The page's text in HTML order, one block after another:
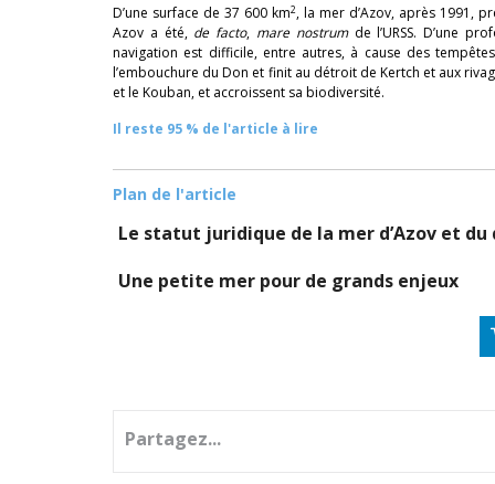
D’une surface de 37 600 km2, la mer d’Azov, après 1991,
Azov a été, de facto, mare nostrumde l’URSS. D’une
navigation est difficile, entre autres, à cause des
l’embouchure du Don et finit au détroit de Kertch et aux
et le Kouban, et accroissent sa biodiversité.
Il reste 95 % de l'article à lire
Plan de l'article
Le statut juridique de la mer d’Azov et
Une petite mer pour de grands enjeux
Partagez...